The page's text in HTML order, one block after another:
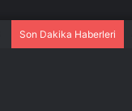
Son Dakika Haberleri